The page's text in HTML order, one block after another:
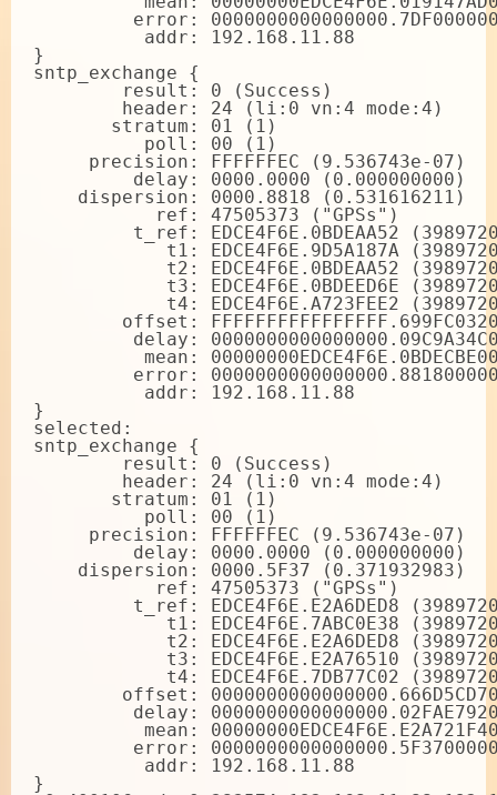
error:
          addr: 192.168.11.88
}
sntp_exchange {
        result: 0 (Success)
        header: 24 (li:0 vn:4 mode:4)
       stratum: 01 (1)
          poll: 00 (1)
     precision: FFFFFFEC (9.536743e-07)
         delay: 0000.0000 (0.000000000)
    dispersion: 0000.8818 (0.531616211)
           ref: 47505373 ("GPSs")
t_ref: EDCE4F6E.0BDEAA52
t1: EDCE4F6E.9D5A187A
t2: EDCE4F6E.0BDEAA52
t3: EDCE4F6E.0BDEED6E
t4: EDCE4F6E.A723FEE2
offset:
delay:
mean:
error:
          addr: 192.168.11.88
}
selected:
sntp_exchange {
        result: 0 (Success)
        header: 24 (li:0 vn:4 mode:4)
       stratum: 01 (1)
          poll: 00 (1)
     precision: FFFFFFEC (9.536743e-07)
         delay: 0000.0000 (0.000000000)
    dispersion: 0000.5F37 (0.371932983)
           ref: 47505373 ("GPSs")
t_ref: EDCE4F6E.E2A6DED8
t1: EDCE4F6E.7ABC0E38
t2: EDCE4F6E.E2A6DED8
t3: EDCE4F6E.E2A76510
t4: EDCE4F6E.7DB77C02
offset:
delay:
mean:
error:
          addr: 192.168.11.88
}